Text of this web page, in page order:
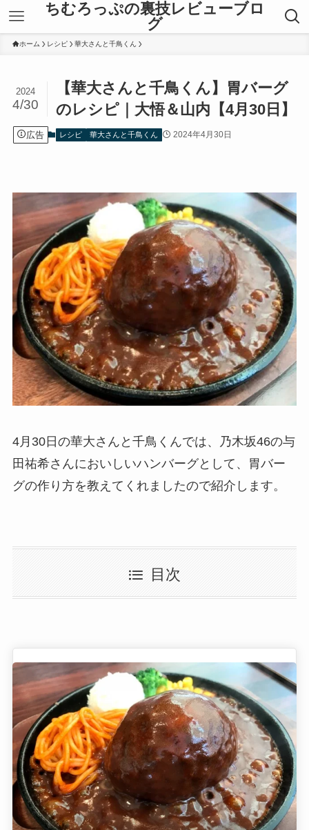
ちむろっぷの裏技レビューブロ
グ
ホーム レシピ 華大さんと千鳥くん
【華大さんと千鳥くん】胃バーグ
のレシピ｜大悟＆山内【4月30日】
2024
4/30
広告 レシピ 華大さんと千鳥くん 2024年4月30日
4月30日の華大さんと千鳥くんでは、乃木坂46の与
田祐希さんにおいしいハンバーグとして、胃バー
グの作り方を教えてくれましたので紹介します。
目次